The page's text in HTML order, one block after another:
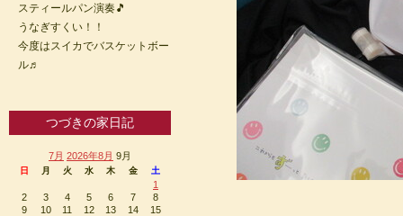
スティールパン演奏🎵
うなぎすくい！！
今度はスイカでバスケットボー
ル♬
つづきの家日記
7月 2026年8月 9月
日 月 火 水 木 金 土
1
2
3 4 5 6 7
8
9
10 11 12 13 14
15